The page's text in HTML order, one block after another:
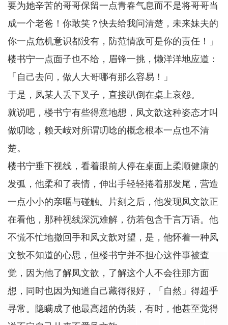
要为她辛苦的哥哥保留一点青春气息而不是将哥哥当
成一个老爸！你敢笑？快去给我问清楚，未来妹夫的
你一点危机意识都没有，防范情敌可是你的责任！」
楼书宁一点面子也不给，眉锋一挑，懒洋洋地应道：
「自己去问，做人大哥哪有那么容易！」
于是，凤某人丢下叉子，直接趴倒在桌上哀怨。
就说吧，楼书宁有些得意地想，凤文歆这种姿态才叫
做叨唸，赖天峖对所谓叨唸的概念根本一点也不清
楚。
楼书宁垂下视线，看着眼前人停在桌面上柔顺健康的
发弧，他柔和了表情，伸出手轻轻捲着那发尾，营造
一点小小的亲暱与碰触。片刻之后，他发现凤文歆正
在看他，那种视线深沉难解，彷若包含千言万语。他
不慌不忙地撤回手和凤文歆对望，是，他怀着一种凤
文歆不知道的心思，但楼书宁并不担心这件事被查
觉，因为他了解凤文歆，了解这个人不会往那方面
想，同时也因为知道自己藏得很好，「自然」得超乎
寻常。隐瞒成了他最高超的伪装，有时，他甚至觉得